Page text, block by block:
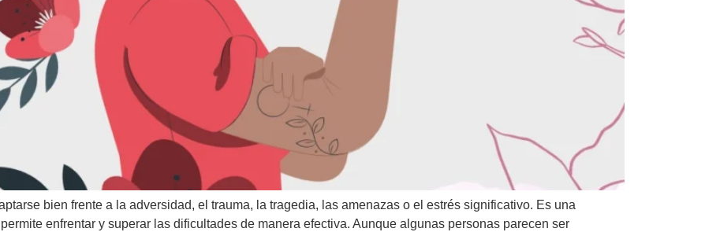
bien frente a la adversidad, el trauma, la tragedia, las amenazas o el estrés significativo. Es una
enfrentar y superar las dificultades de manera efectiva. Aunque algunas personas parecen ser